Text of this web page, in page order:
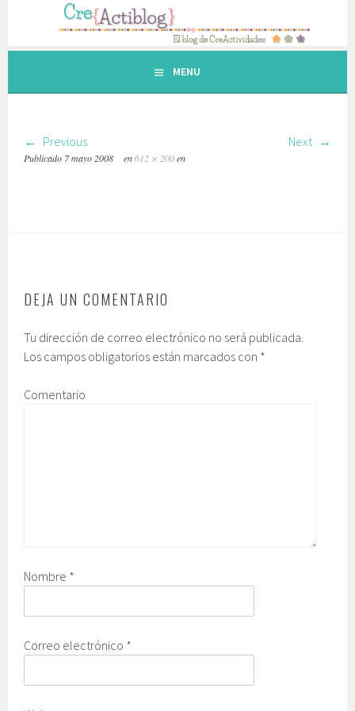
contenido.
MENU
Previous Next
Publicado 7 mayo 2008 en612 × 200en
DEJA UN COMENTARIO
Tu dirección de correo electrónico no será publicada.
Los campos obligatorios están marcados con *
Comentario
Nombre *
Correo electrónico *